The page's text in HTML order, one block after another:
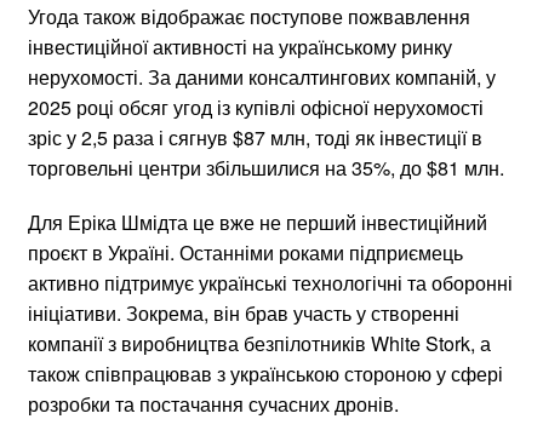
Угода також відображає поступове пожвавлення
інвестиційної активності на українському ринку
нерухомості. За даними консалтингових компаній, у
2025 році обсяг угод із купівлі офісної нерухомості
зріс у 2,5 раза і сягнув $87 млн, тоді як інвестиції в
торговельні центри збільшилися на 35%, до $81 млн.
Для Еріка Шмідта це вже не перший інвестиційний
проєкт в Україні. Останніми роками підприємець
активно підтримує українські технологічні та оборонні
ініціативи. Зокрема, він брав участь у створенні
компанії з виробництва безпілотників White Stork, а
також співпрацював з українською стороною у сфері
розробки та постачання сучасних дронів.